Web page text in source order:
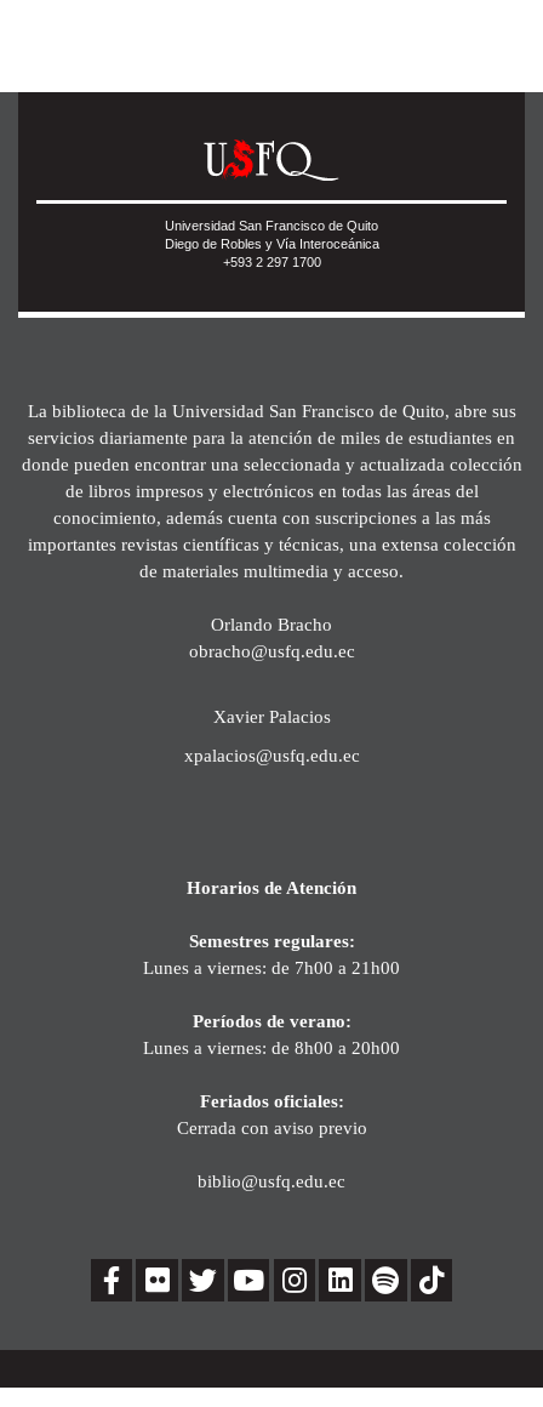
Universidad San Francisco de Quito
Diego de Robles y Vía Interoceánica
+593 2 297 1700
La biblioteca de la Universidad San Francisco de Quito, abre sus
servicios diariamente para la atención de miles de estudiantes en
donde pueden encontrar una seleccionada y actualizada colección
de libros impresos y electrónicos en todas las áreas del
conocimiento, además cuenta con suscripciones a las más
importantes revistas científicas y técnicas, una extensa colección
de materiales multimedia y acceso.
Orlando Bracho
obracho@usfq.edu.ec
Xavier Palacios
xpalacios@usfq.edu.ec
Horarios de Atención
Semestres regulares:
Lunes a viernes: de 7h00 a 21h00
Períodos de verano:
Lunes a viernes: de 8h00 a 20h00
Feriados oficiales:
Cerrada con aviso previo
biblio@usfq.edu.ec